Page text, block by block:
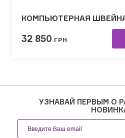
КОМПЬЮТЕРНАЯ
32 850 ГРН
УЗНАВАЙ ПЕРВЫМ О